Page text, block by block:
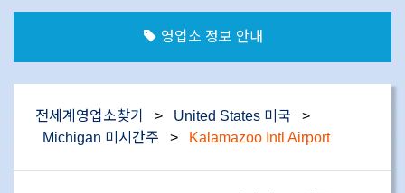
영업소 정보 안내
전세계영업소찾기 > United States 미국
>
Michigan 미시간주
> Kalamazoo Intl Airport